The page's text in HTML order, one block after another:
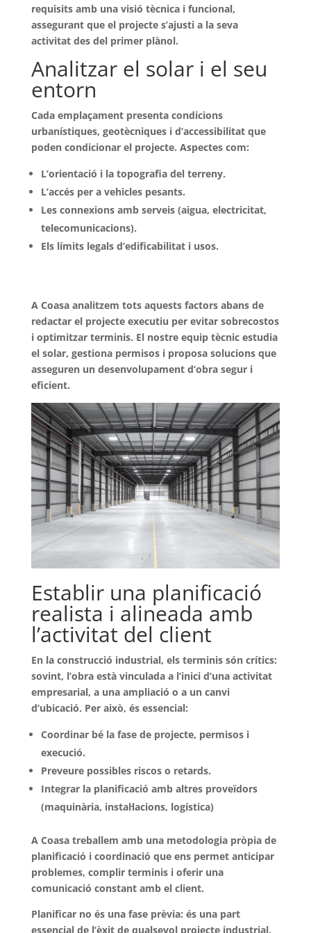
requisits amb una visió tècnica i funcional,
assegurant que el projecte s’ajusti a la seva
activitat des del primer plànol.
Analitzar el solar i el seu
entorn
Cada emplaçament presenta condicions
urbanístiques, geotècniques i d’accessibilitatque
poden condicionar el projecte. Aspectes com:
L’orientació i la topografia del terreny.
L’accés per a vehicles pesants.
Les connexions amb serveis (aigua, electricitat,
telecomunicacions).
Els límits legals d’edificabilitat i usos.
A Coasa analitzem tots aquests factors abans de
redactar el projecte executiu perevitar sobrecostos
i optimitzar terminis. El nostre equip tècnic estudia
el solar, gestiona permisos i proposa solucions que
asseguren un desenvolupament d’obra segur i
eficient.
Establir una planificació
realista i alineada amb
l’activitat del client
En la construcció industrial, els terminis són crítics:
sovint, l’obra està vinculada a l’inici d’una activitat
empresarial, a una ampliació o a un canvi
d’ubicació. Per això, és essencial:
Coordinar bé la fase de projecte, permisos i
execució.
Preveure possibles riscos o retards.
Integrar la planificació amb altres proveïdors
(maquinària, instal·lacions, logística)
A Coasa treballem amb unametodologia pròpia de
planificació i coordinació que ens permet anticipar
problemes, complir terminis i oferir una
comunicació constant amb el client.
Planificar no és una fase prèvia: és una part
essencial de l’èxit de qualsevol projecte industrial.